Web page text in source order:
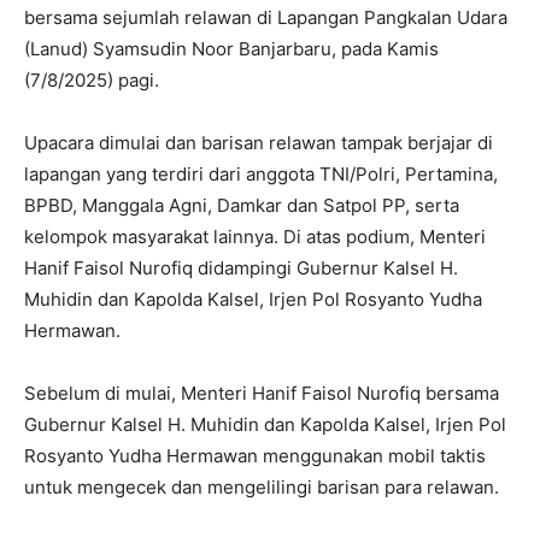
bersama sejumlah relawan di Lapangan Pangkalan Udara
(Lanud) Syamsudin Noor Banjarbaru, pada Kamis
(7/8/2025) pagi.
‎Upacara dimulai dan barisan relawan tampak berjajar di
lapangan yang terdiri dari anggota TNI/Polri, Pertamina,
BPBD, Manggala Agni, Damkar dan Satpol PP, serta
kelompok masyarakat lainnya. Di atas podium, Menteri
Hanif Faisol Nurofiq didampingi Gubernur Kalsel H.
Muhidin dan Kapolda Kalsel, Irjen Pol Rosyanto Yudha
Hermawan.
‎Sebelum di mulai, Menteri Hanif Faisol Nurofiq bersama
Gubernur Kalsel H. Muhidin dan Kapolda Kalsel, Irjen Pol
Rosyanto Yudha Hermawan menggunakan mobil taktis
untuk mengecek dan mengelilingi barisan para relawan.